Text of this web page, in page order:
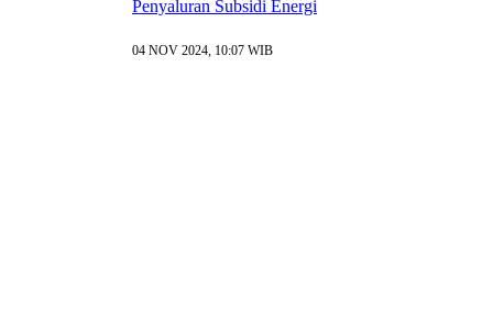
Penyaluran Subsidi Energi
04 NOV 2024, 10:07 WIB